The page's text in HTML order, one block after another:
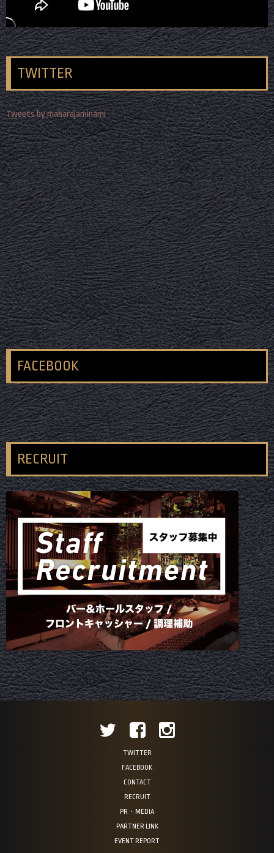
TWITTER
Tweets by maharajaminami
FACEBOOK
RECRUIT
TWITTER
FACEBOOK
CONTACT
RECRUIT
PR・MEDIA
PARTNER LINK
EVENT REPORT